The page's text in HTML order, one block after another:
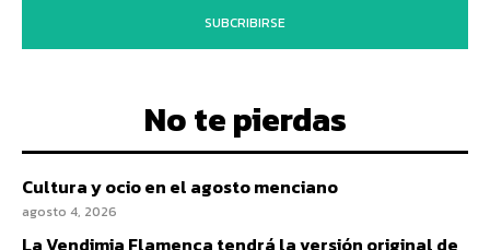
SUBCRIBIRSE
No te pierdas
Cultura y ocio en el agosto menciano
agosto 4, 2026